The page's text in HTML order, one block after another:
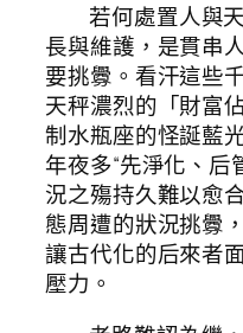
若何處置人與
長與維護，是貫串
要挑釁。看汗這些
天秤濃烈的「財富
制水瓶座的怪誕藍
年夜多“先淨化、后
況之殤持久難以愈
態周遭的狀況挑釁
讓古代化的后來者
壓力。